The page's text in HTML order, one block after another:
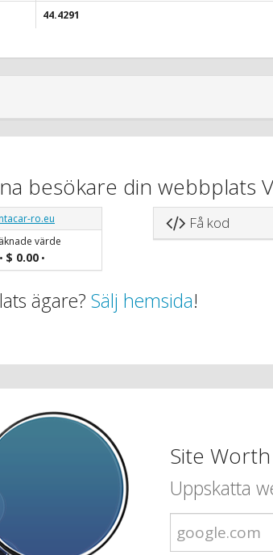
44.4291
besökare din webbplats
ro.eu
värde
• $ 0.00•
Få kod
ägare? Sälj hemsida!
Site Worth
Uppskatta